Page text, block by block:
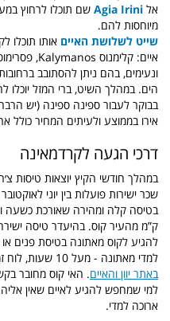
אל Agia Irini שם תוכלו לרחוץ
מיוחסות להם.
שייט לשלושת האיים אותו
ונעימים, בהם ניתן להסתובב
הים. במהלך השיט, ברי המזל יוכלו
אירו בממוצע ולעיתים המחיר כולל
דרכי הגעה לקרדמאינה
במהלך חודשי הקיץ יוצאות טיסות
שכר ישירות פועלות בין יוני
בטיסה
ק”מ מהעיר קוס. בהיעדר טיסה
להגיע לקוס מאתונה בטיסת פנים
למדי מאתונה - מעל 10 שעות, לוח זמני הפלגות תמצאו ב
באתר יוון והאיים. האי קוס מחובר
למי שמחפש להגיע לאיים שאין
ארוכה למדי.